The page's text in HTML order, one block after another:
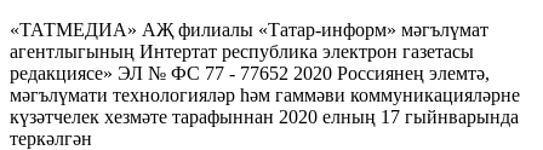
«ТАТМЕДИА» АҖ филиалы «Татар-информ» мәгълүмат
агентлыгының Интертат республика электрон газетасы
редакциясе» ЭЛ № ФС 77 - 77652 2020 Россиянең элемтә,
мәгълүмати технологияләр һәм гаммәви коммуникацияләрне
күзәтчелек хезмәте тарафыннан 2020 елның 17 гыйнварында
теркәлгән